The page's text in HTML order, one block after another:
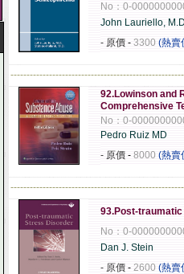
No：0-
John Lauriello,
- 原價 - 3300 (熱賣
92.Lowinson and
Comprehensive
No：0-
Pedro Ruiz MD
- 原價 - 8000 (熱賣
93.Post-
No：0-
Dan J. Stein
- 原價 - 2600 (熱賣